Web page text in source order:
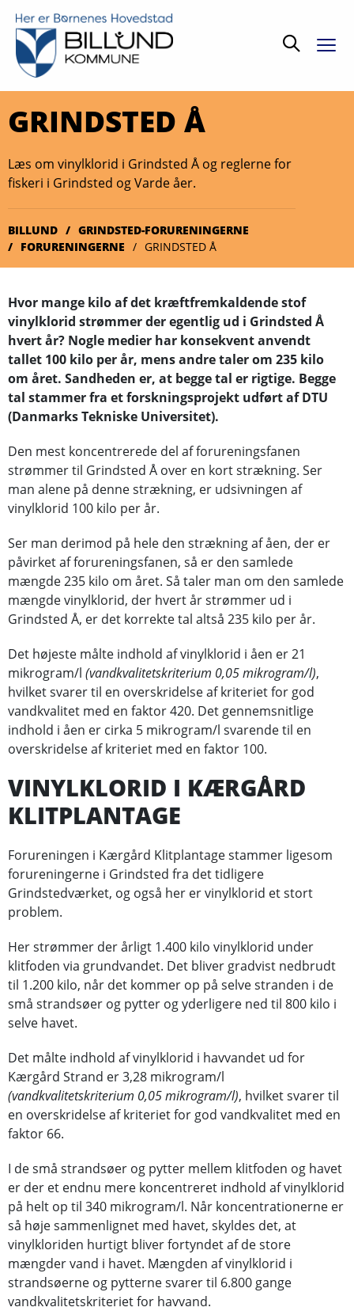
Søg
GRINDSTED Å
Læs om vinylklorid i Grindsted Å og reglerne for
fiskeri i Grindsted og Varde åer.
BILLUND
GRINDSTED-FORURENINGERNE
FORURENINGERNE
GRINDSTED Å
Hvor mange kilo af det kræftfremkaldende stof
vinylklorid strømmer der egentlig ud i Grindsted Å
hvert år? Nogle medier har konsekvent anvendt
tallet 100 kilo per år, mens andre taler om 235 kilo
om året. Sandheden er, at begge tal er rigtige. Begge
tal stammer fra et forskningsprojekt udført af DTU
(Danmarks Tekniske Universitet).
Den mest koncentrerede del af forureningsfanen
strømmer til Grindsted Å over en kort strækning. Ser
man alene på denne strækning, er udsivningen af
vinylklorid 100 kilo per år.
Ser man derimod på hele den strækning af åen, der er
påvirket af forureningsfanen, så er den samlede
mængde 235 kilo om året. Så taler man om den samlede
mængde vinylklorid, der hvert år strømmer ud i
Grindsted Å, er det korrekte tal altså 235 kilo per år.
Det højeste målte indhold af vinylklorid i åen er 21
mikrogram/l (vandkvalitetskriterium 0,05 mikrogram/l),
hvilket svarer til en overskridelse af kriteriet for god
vandkvalitet med en faktor 420. Det gennemsnitlige
indhold i åen er cirka 5 mikrogram/l svarende til en
overskridelse af kriteriet med en faktor 100.
VINYLKLORID I KÆRGÅRD
KLITPLANTAGE
Forureningen i Kærgård Klitplantage stammer ligesom
forureningerne i Grindsted fra det tidligere
Grindstedværket, og også her er vinylklorid et stort
problem.
Her strømmer der årligt 1.400 kilo vinylklorid under
klitfoden via grundvandet. Det bliver gradvist nedbrudt
til 1.200 kilo, når det kommer op på selve stranden i de
små strandsøer og pytter og yderligere ned til 800 kilo i
selve havet.
Det målte indhold af vinylklorid i havvandet ud for
Kærgård Strand er 3,28 mikrogram/l
(vandkvalitetskriterium 0,05 mikrogram/l), hvilket svarer til
en overskridelse af kriteriet for god vandkvalitet med en
faktor 66.
I de små strandsøer og pytter mellem klitfoden og havet
er der et endnu mere koncentreret indhold af vinylklorid
på helt op til 340 mikrogram/l. Når koncentrationerne er
så høje sammenlignet med havet, skyldes det, at
vinylkloriden hurtigt bliver fortyndet af de store
mængder vand i havet. Mængden af vinylklorid i
strandsøerne og pytterne svarer til 6.800 gange
vandkvalitetskriteriet for havvand.